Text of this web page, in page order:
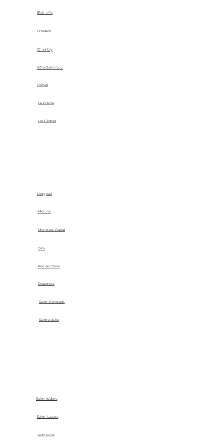
Blainville
Brossard
Chambly
Côte-Saint-Luc
Dorval
La Prairie
Les Cèdres
Longeuil
Mercier
Montréal-Ouest
Oka
Pointe-Claire
Rosemère
Saint-Constant
Sainte-Julie
Saint-Isidore
Saint-Lazare
Senneville